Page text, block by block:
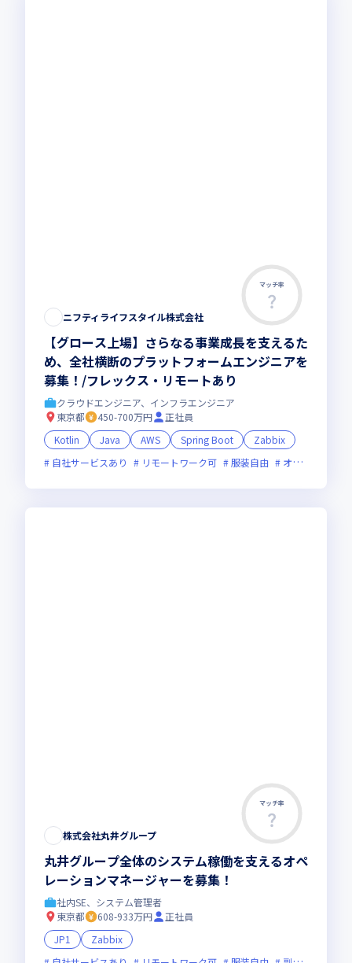
マッチ率
ニフティライフスタイル株式会社
【グロース上場】さらなる事業成長を支えるた
め、全社横断のプラットフォームエンジニアを
募集！/フレックス・リモートあり
クラウドエンジニア、インフラエンジニア
東京都
450-700万円
正社員
Kotlin
Java AWS Spring Boot
Zabbix
自社サービスあり
リモートワーク可 服装自由 オンライン選考可
マッチ率
株式会社丸井グループ
丸井グループ全体のシステム稼働を支えるオペ
レーションマネージャーを募集！
社内SE、システム管理者
東京都
608-933万円
正社員
JP1
Zabbix